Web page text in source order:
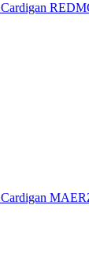
Cardigan
Cardigan